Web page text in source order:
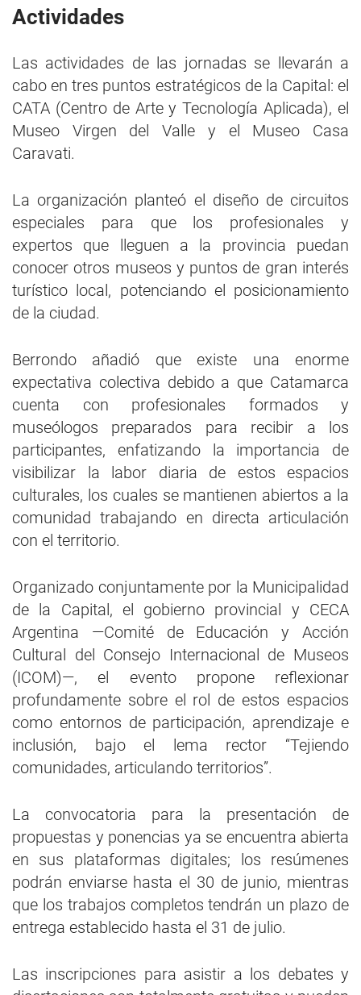
Actividades
Las actividades de las jornadas se llevarán a
cabo en tres puntos estratégicos de la Capital: el
CATA (Centro de Arte y Tecnología Aplicada), el
Museo Virgen del Valle y el Museo Casa
Caravati.
La organización planteó el diseño de circuitos
especiales para que los profesionales y
expertos que lleguen a la provincia puedan
conocer otros museos y puntos de gran interés
turístico local, potenciando el posicionamiento
de la ciudad.
Berrondo añadió que existe una enorme
expectativa colectiva debido a que Catamarca
cuenta con profesionales formados y
museólogos preparados para recibir a los
participantes, enfatizando la importancia de
visibilizar la labor diaria de estos espacios
culturales, los cuales se mantienen abiertos a la
comunidad trabajando en directa articulación
con el territorio.
Organizado conjuntamente por la Municipalidad
de la Capital, el gobierno provincial y CECA
Argentina —Comité de Educación y Acción
Cultural del Consejo Internacional de Museos
(ICOM)—, el evento propone reflexionar
profundamente sobre el rol de estos espacios
como entornos de participación, aprendizaje e
inclusión, bajo el lema rector “Tejiendo
comunidades, articulando territorios”.
La convocatoria para la presentación de
propuestas y ponencias ya se encuentra abierta
en sus plataformas digitales; los resúmenes
podrán enviarse hasta el 30 de junio, mientras
que los trabajos completos tendrán un plazo de
entrega establecido hasta el 31 de julio.
Las inscripciones para asistir a los debates y